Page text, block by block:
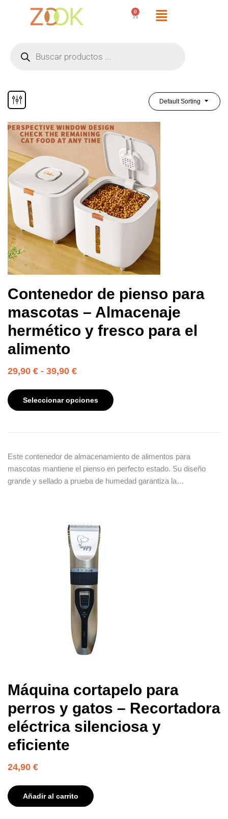
0
Default Sorting
Contenedor de pienso para
mascotas – Almacenaje
hermético y fresco para el
alimento
29,90 € - 39,90 €
Seleccionar opciones
Este contenedor de almacenamiento de alimentos para
mascotas mantiene el pienso en perfecto estado. Su diseño
grande y sellado a prueba de humedad garantiza la…
Máquina cortapelo para
perros y gatos – Recortadora
eléctrica silenciosa y
eficiente
24,90 €
Añadir al carrito